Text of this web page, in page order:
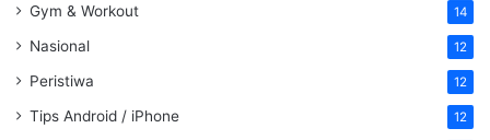
Gym & Workout 14
Nasional 12
Peristiwa 12
Tips Android / iPhone 12